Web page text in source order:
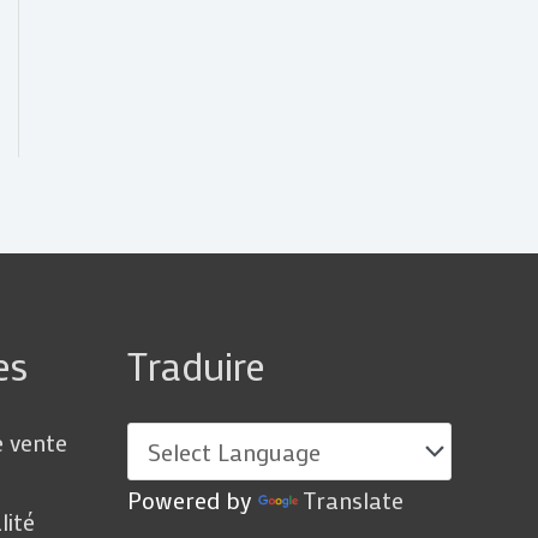
vente
Traduire
Powered by Translate